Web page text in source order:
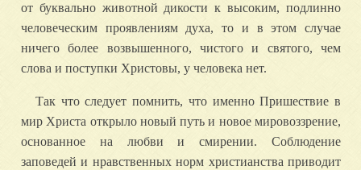
от буквально животной дикости к высоким, подлинно
человеческим проявлениям духа, то и в этом случае
ничего более возвышенного, чистого и святого, чем
слова и поступки Христовы, у человека нет.
Так что следует помнить, что именно Пришествие в
мир Христа открыло новый путь и новое мировоззрение,
основанное на любви и смирении. Соблюдение
заповедей и нравственных норм христианства приводит